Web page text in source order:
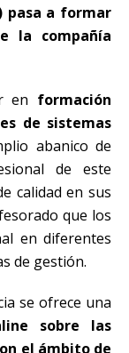
pasa a formar
la compañía
en formación
de sistemas
abanico de
de este
calidad en sus
que los
en diferentes
de gestión.
se ofrece una
sobre las
el ámbito de